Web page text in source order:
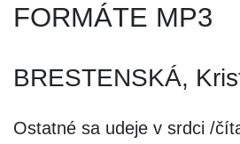
FORMÁTE MP3
BRESTENSKÁ,
Ostatné sa udeje v srdci /